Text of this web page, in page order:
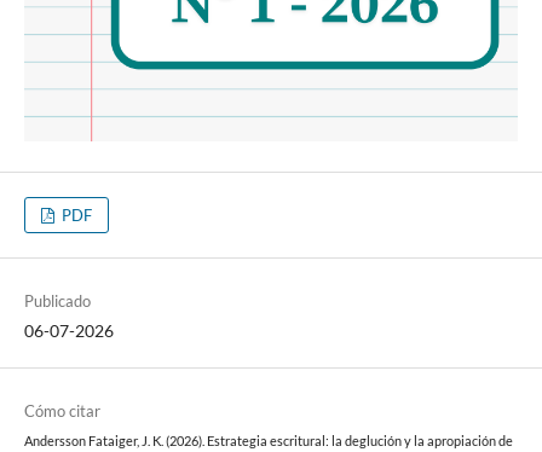
PDF
Publicado
06-07-2026
Cómo citar
Andersson Fataiger, J. K. (2026). Estrategia escritural: la deglución y la apropiación de